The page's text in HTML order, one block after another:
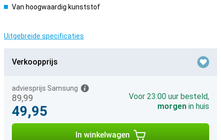
Van hoogwaardig kunststof
Uitgebreide specificaties
Verkoopprijs
89,99
adviesprijs Samsung
49,95
Voor 23:00 uur besteld,
morgen in huis
In winkelwagen